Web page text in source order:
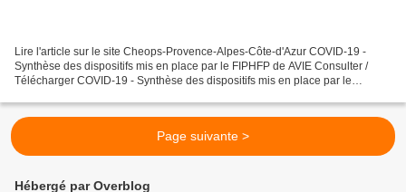
Lire l'article sur le site Cheops-Provence-Alpes-Côte-d'Azur COVID-19 -
Synthèse des dispositifs mis en place par le FIPHFP de AVIE Consulter /
Télécharger COVID-19 - Synthèse des dispositifs mis en place par le
Page suivante >
Hébergé par Overblog